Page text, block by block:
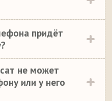
придёт
не может
или у него